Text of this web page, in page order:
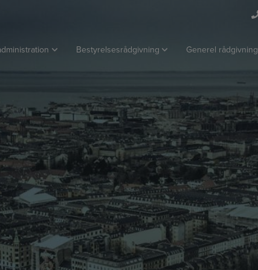
Bestyrelsesrådgivning Generel rådgivning